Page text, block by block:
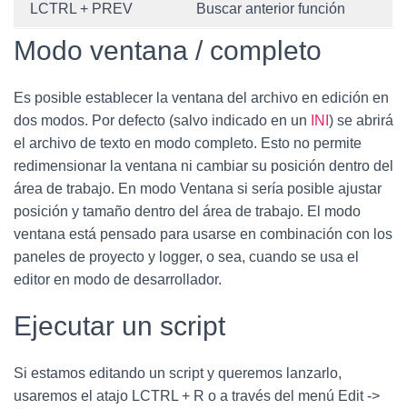
LCTRL + PREV Buscar anterior función
Modo ventana / completo
Es posible establecer la ventana del archivo en edición en
dos modos. Por defecto (salvo indicado en un
INI ) se abrirá
el archivo de texto en modo completo. Esto no permite
redimensionar la ventana ni cambiar su posición dentro del
área de trabajo. En modo Ventana si sería posible ajustar
posición y tamaño dentro del área de trabajo. El modo
ventana está pensado para usarse en combinación con los
paneles de proyecto y logger, o sea, cuando se usa el
editor en modo de desarrollador.
Ejecutar un script
Si estamos editando un script y queremos lanzarlo,
usaremos el atajo LCTRL + R o a través del menú Edit ->